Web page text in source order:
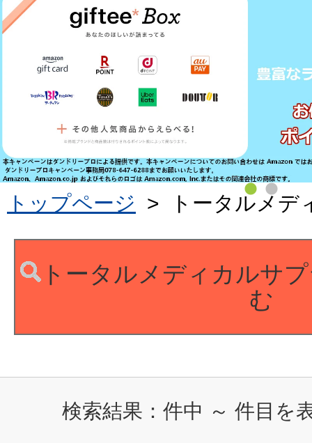
トップページ > トータルメデ
トータルメディカルサ
む
検索結果： 件中 ～ 件目を